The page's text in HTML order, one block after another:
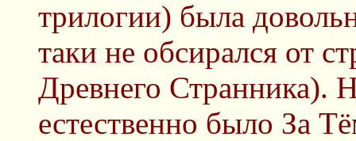
трилогии) была
таки не обсирался от
Древнего Странника).
естественно было За